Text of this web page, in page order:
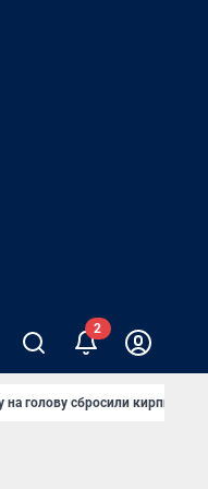
голову сбросили кирпич